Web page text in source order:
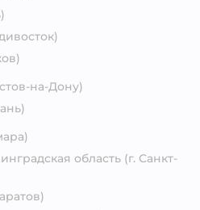
на-Дону)
область (г. Санкт-